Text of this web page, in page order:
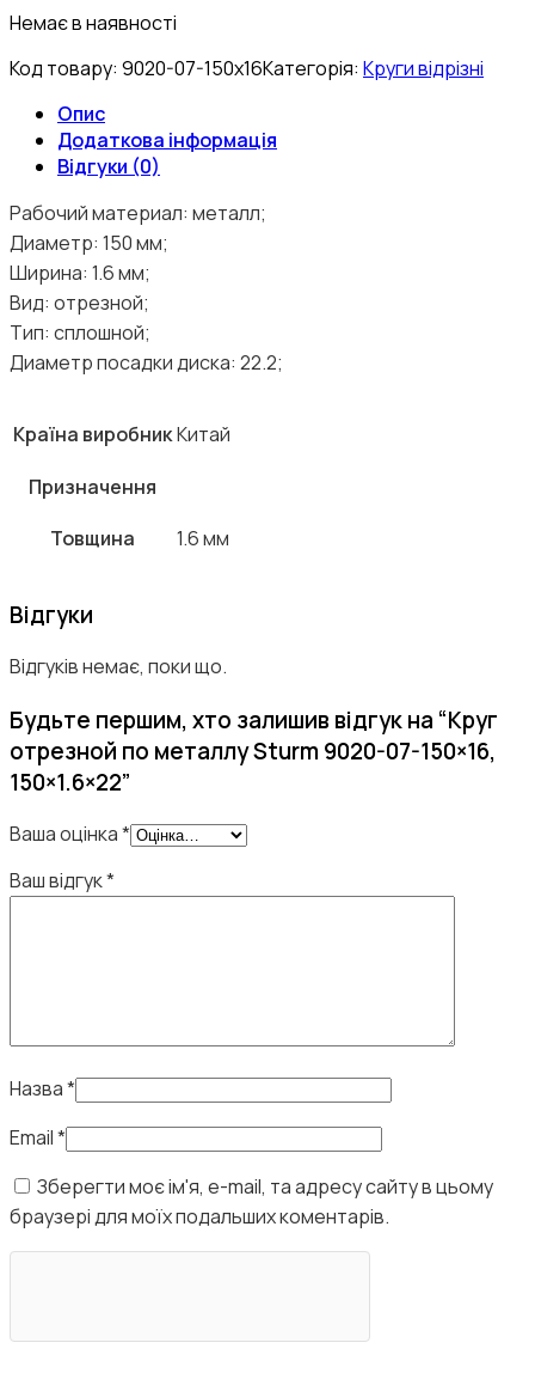
Немає в наявності
Код товару: 9020-07-150x16Категорія: Круги відрізні
Опис
Додаткова інформація
Відгуки (0)
Рабочий материал: металл;
Диаметр: 150 мм;
Ширина: 1.6 мм;
Вид: отрезной;
Тип: сплошной;
Диаметр посадки диска: 22.2;
Країна виробникКитай
Призначення
Товщина
1.6 мм
Відгуки
Відгуків немає, поки що.
Будьте першим, хто залишив відгук на “Круг
отрезной по металлу Sturm 9020-07-150×16,
150×1.6×22”
Ваша оцінка*
Ваш відгук*
Назва*
Email*
Зберегти моє ім'я, e-mail, та адресу сайту в цьому
браузері для моїх подальших коментарів.